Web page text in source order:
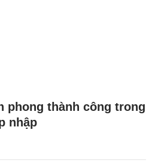
phong thành công trong
nhập